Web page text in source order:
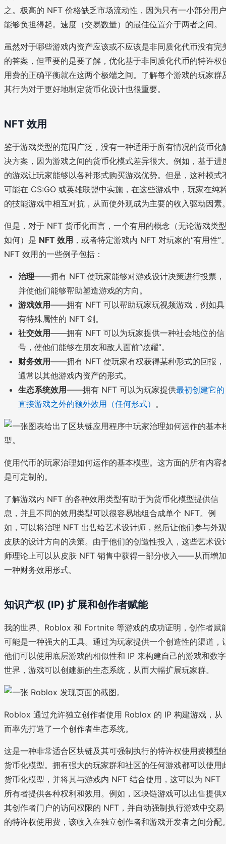
之。极高的 NFT 价格缺乏市场流动性，因为只有一小部分用户
能够负担得起。速度（交易数量）的最佳位置介于两者之间。
虽然对于哪些游戏内资产应该或不应该是非同质化代币没有完
的答案，但重要的是要了解，优化基于非同质化代币的特许权
用费的正确平衡就在这两个极端之间。了解每个游戏的玩家群
其行为对于更好地制定货币化设计也很重要。
NFT 效用
鉴于游戏类型的范围广泛，没有一种适用于所有情况的货币化
决方案，因为游戏之间的货币化模式差异很大。例如，基于进
的游戏让玩家能够以各种形式购买游戏优势。但是，这种模式
可能在 CS:GO 或英雄联盟中实施，在这些游戏中，玩家在纯
的技能游戏中相互对抗，从而使外观成为主要的收入驱动因素
但是，对于 NFT 货币化而言，一个有用的概念（无论游戏类型
如何）是 NFT 效用 ，或者特定游戏内 NFT 对玩家的“有用性”
NFT 效用的一些例子包括：
治理——拥有 NFT 使玩家能够对游戏设计决策进行投票，
并使他们能够帮助塑造游戏的方向。
游戏效用——拥有 NFT 可以帮助玩家玩视频游戏，例如具
有特殊属性的 NFT 剑。
社交效用——拥有 NFT 可以为玩家提供一种社会地位的信
号，使他们能够在朋友和敌人面前“炫耀”。
财务效用——拥有 NFT 使玩家有权获得某种形式的回报，
通常以其他游戏内资产的形式。
生态系统效用——拥有 NFT 可以为玩家提供最初创建它的
直接游戏之外的额外效用（任何形式） 。
使用代币的玩家治理如何运作的基本模型。这方面的所有内容
是可定制的。
了解游戏内 NFT 的各种效用类型有助于为货币化模型提供信
息，并且不同的效用类型可以很容易地组合成单个 NFT。例
如，可以将治理 NFT 出售给艺术设计师，然后让他们参与外观
皮肤的设计方向的决策。由于他们的创造性投入，这些艺术设
师理论上可以从皮肤 NFT 销售中获得一部分收入——从而增加
一种财务效用形式。
知识产权 (IP) 扩展和创作者赋能
我的世界、Roblox 和 Fortnite 等游戏的成功证明，创作者赋
可能是一种强大的工具。通过为玩家提供一个创造性的渠道，
他们可以使用底层游戏的相似性和 IP 来构建自己的游戏和数字
世界，游戏可以创建新的生态系统，从而大幅扩展玩家群。
Roblox 通过允许独立创作者使用 Roblox 的 IP 构建游戏，从
而率先打造了一个创作者生态系统。
这是一种非常适合区块链及其可强制执行的特许权使用费模型
货币化模型。拥有强大的玩家群和社区的任何游戏都可以使用
货币化模型，并将其与游戏内 NFT 结合使用，这可以为 NFT
所有者提供各种权利和效用。例如，区块链游戏可以出售提供
其创作者门户的访问权限的 NFT，并自动强制执行游戏中交易
的特许权使用费，该收入在独立创作者和游戏开发者之间分配